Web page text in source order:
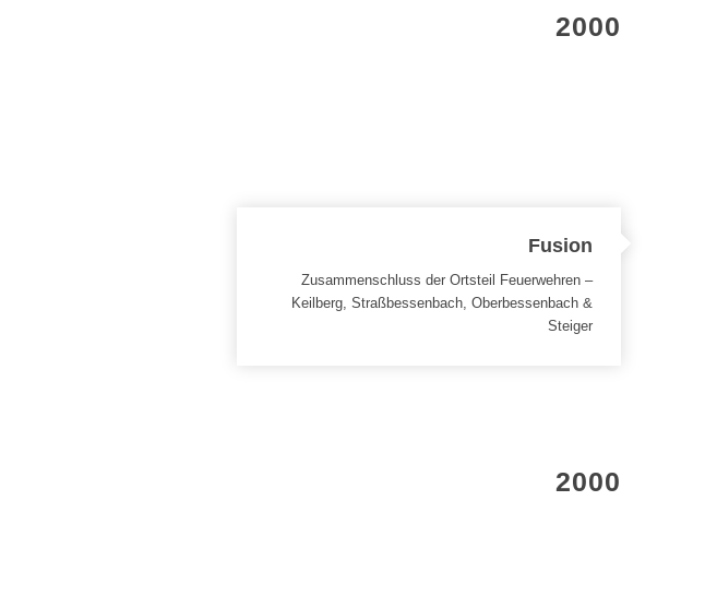
2000
Fusion
Zusammenschluss der Ortsteil Feuerwehren –
Keilberg, Straßbessenbach, Oberbessenbach &
Steiger
2000